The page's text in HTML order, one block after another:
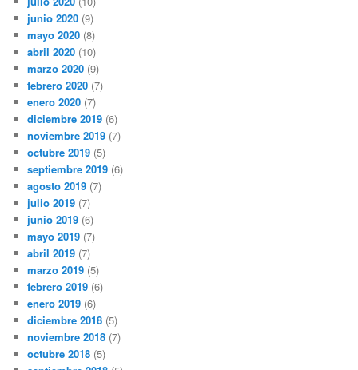
junio 2020 (9)
mayo 2020 (8)
abril 2020 (10)
marzo 2020 (9)
febrero 2020 (7)
enero 2020 (7)
diciembre 2019 (6)
noviembre 2019 (7)
octubre 2019 (5)
septiembre 2019 (6)
agosto 2019 (7)
julio 2019 (7)
junio 2019 (6)
mayo 2019 (7)
abril 2019 (7)
marzo 2019 (5)
febrero 2019 (6)
enero 2019 (6)
diciembre 2018 (5)
noviembre 2018 (7)
octubre 2018 (5)